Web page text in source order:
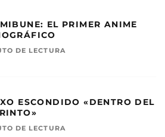
EL PRIMER ANIME
DE LECTURA
ESCONDIDO «DENTRO DEL
DE LECTURA